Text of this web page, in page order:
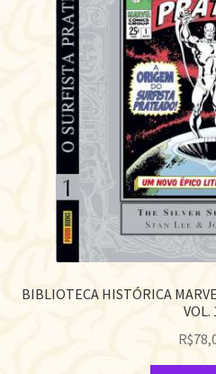
BIBLIOTECA HISTÓRICA
VOL.
R$